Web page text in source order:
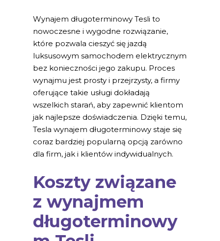
Wynajem długoterminowy Tesli to
nowoczesne i wygodne rozwiązanie,
które pozwala cieszyć się jazdą
luksusowym samochodem elektrycznym
bez konieczności jego zakupu. Proces
wynajmu jest prosty i przejrzysty, a firmy
oferujące takie usługi dokładają
wszelkich starań, aby zapewnić klientom
jak najlepsze doświadczenia. Dzięki temu,
Tesla wynajem długoterminowy staje się
coraz bardziej popularną opcją zarówno
dla firm, jak i klientów indywidualnych.
Koszty związane
z wynajmem
długoterminowy